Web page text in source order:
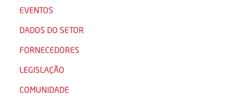
EVENTOS
DADOS DO SETOR
FORNECEDORES
LEGISLAÇÃO
COMUNIDADE